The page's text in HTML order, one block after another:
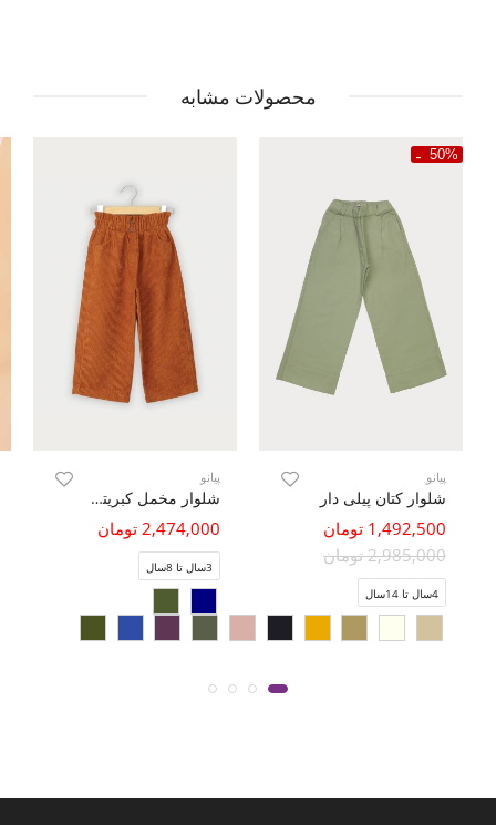
محصولات مشابه
50%
پیانو
شلوار کتان پیلی دار
1,492,500 تومان
2,985,000 تومان
4سال تا 14سال
پیانو
شلوار مخمل کبریتی تاری پودی
2,474,000 تومان
3سال تا 8سال